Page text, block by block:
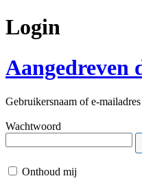
Login
Aangedreven
Gebruikersnaam of e-mailadres
Wachtwoord
Onthoud mij